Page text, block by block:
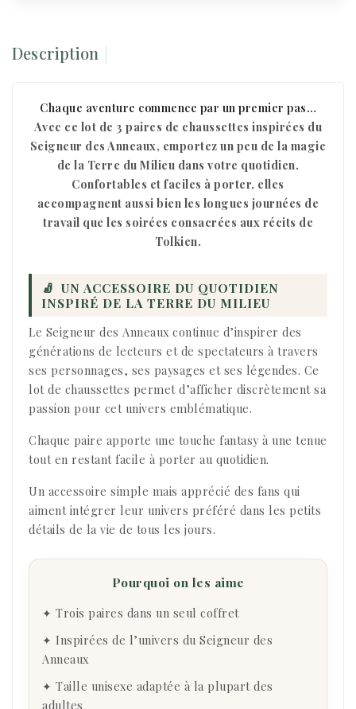
Description
Chaque aventure commence par un premier pas…
Avec ce lot de 3 paires de chaussettes inspirées du
Seigneur des Anneaux, emportez un peu de la magie
de la Terre du Milieu dans votre quotidien.
Confortables et faciles à porter, elles
accompagnent aussi bien les longues journées de
travail que les soirées consacrées aux récits de
Tolkien.
🧦 UN ACCESSOIRE DU QUOTIDIEN
INSPIRÉ DE LA TERRE DU MILIEU
Le Seigneur des Anneaux continue d’inspirer des
générations de lecteurs et de spectateurs à travers
ses personnages, ses paysages et ses légendes. Ce
lot de chaussettes permet d’afficher discrètement sa
passion pour cet univers emblématique.
Chaque paire apporte une touche fantasy à une tenue
tout en restant facile à porter au quotidien.
Un accessoire simple mais apprécié des fans qui
aiment intégrer leur univers préféré dans les petits
détails de la vie de tous les jours.
Pourquoi on les aime
✦ Trois paires dans un seul coffret
✦ Inspirées de l’univers du Seigneur des
Anneaux
✦ Taille unisexe adaptée à la plupart des
adultes